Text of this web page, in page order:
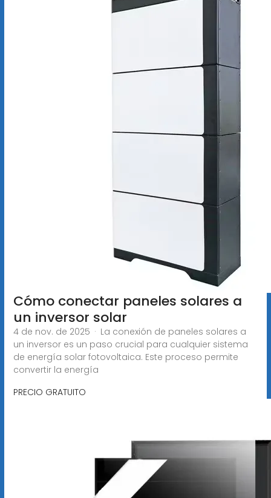
Cómo conectar paneles solares a
un inversor solar
4 de nov. de 2025 · La conexión de paneles solares a
un inversor es un paso crucial para cualquier sistema
de energía solar fotovoltaica. Este proceso permite
convertir la energía
PRECIO GRATUITO